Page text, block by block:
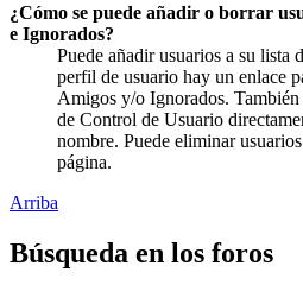
¿Cómo se puede añadir o borrar
e Ignorados?
Puede añadir usuarios a su lista
perfil de usuario hay un enlace
Amigos y/o Ignorados. También
de Control de Usuario
nombre. Puede eliminar
página.
Arriba
Búsqueda en los foros